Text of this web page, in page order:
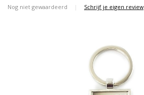
Nog niet gewaardeerd | Schrijf je eigen review